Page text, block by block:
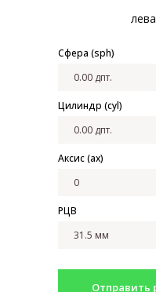
Сфера (sph)
Цилиндр (cyl)
Аксис (ax)
РЦВ
Отправить
Закажите
звонок